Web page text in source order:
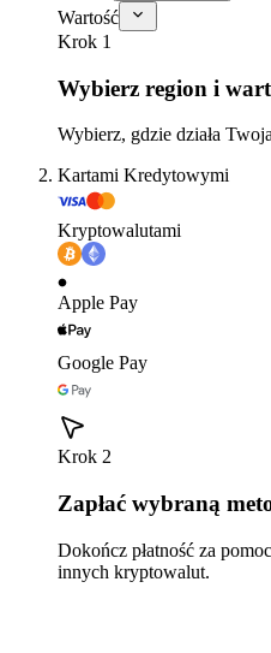
Wartość
Krok 1
Wybierz region i
Wybierz, gdzie działa
Kartami Kredytowymi
Kryptowalutami
Apple Pay
Google Pay
Krok 2
Zapłać wybraną
Dokończ płatność za
innych kryptowalut.